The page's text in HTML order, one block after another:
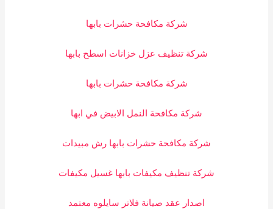
شركة مكافحة حشرات بابها
شركة تنظيف عزل خزانات اسطح بابها
شركة مكافحة حشرات بابها
شركة مكافحة النمل الابيض في ابها
شركة مكافحة حشرات بابها رش مبيدات
شركة تنظيف مكيفات بابها غسيل مكيفات
اصدار عقد صيانة فلاتر سايلوه معتمد